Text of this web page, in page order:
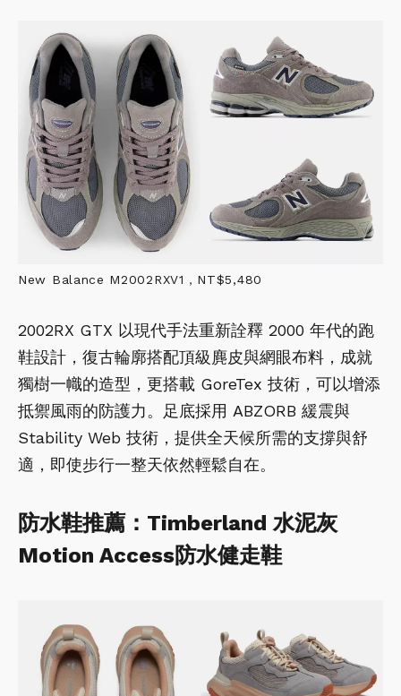
New Balance M2002RXV1，NT$5,480
2002RX GTX 以現代手法重新詮釋 2000 年代的跑
鞋設計，復古輪廓搭配頂級麂皮與網眼布料，成就
獨樹一幟的造型，更搭載 GoreTex 技術，可以增添
抵禦風雨的防護力。足底採用 ABZORB 緩震與
Stability Web 技術，提供全天候所需的支撐與舒
適，即使步行一整天依然輕鬆自在。
防水鞋推薦：Timberland 水泥灰
Motion Access防水健走鞋